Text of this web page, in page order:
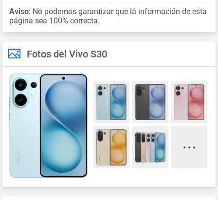
Aviso: No podemos garantizar que la información de esta
página sea 100% correcta.
Fotos del Vivo S30